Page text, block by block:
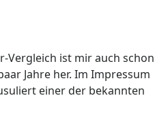
Vergleich ist mir auch schon
Jahre her. Im Impressum
einer der bekannten